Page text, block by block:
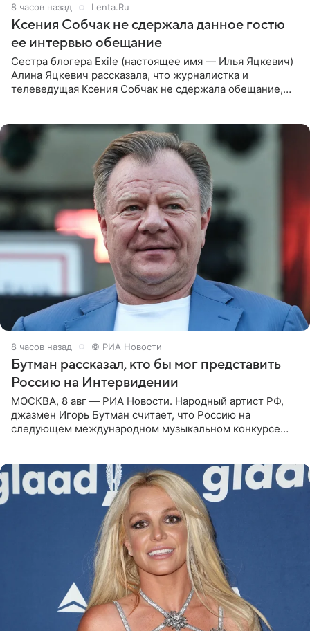
8 часов назад Lenta.Ru
Ксения Собчак не сдержала данное гостю
ее интервью обещание
Сестра блогера Exile (настоящее имя — Илья Яцкевич)
Алина Яцкевич рассказала, что журналистка и
телеведущая Ксения Собчак не сдержала обещание,
8 часов назад © РИА Новости
Бутман рассказал, кто бы мог представить
Россию на Интервидении
МОСКВА, 8 авг — РИА Новости. Народный артист РФ,
джазмен Игорь Бутман считает, что Россию на
следующем международном музыкальном конкурсе